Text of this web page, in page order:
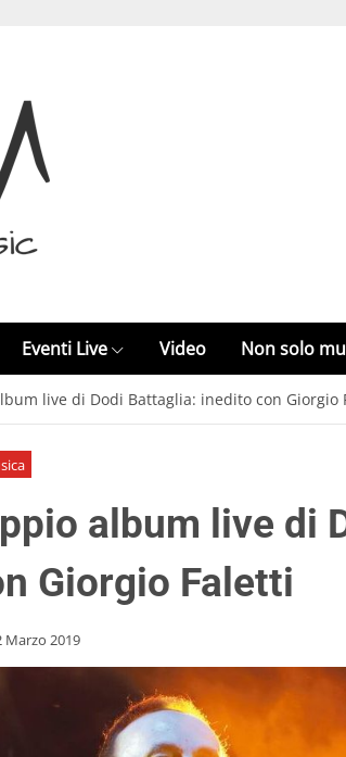
Eventi Live Video Non solo
live di Dodi Battaglia: inedito con Giorgio
album live di
Giorgio Faletti
Marzo 2019